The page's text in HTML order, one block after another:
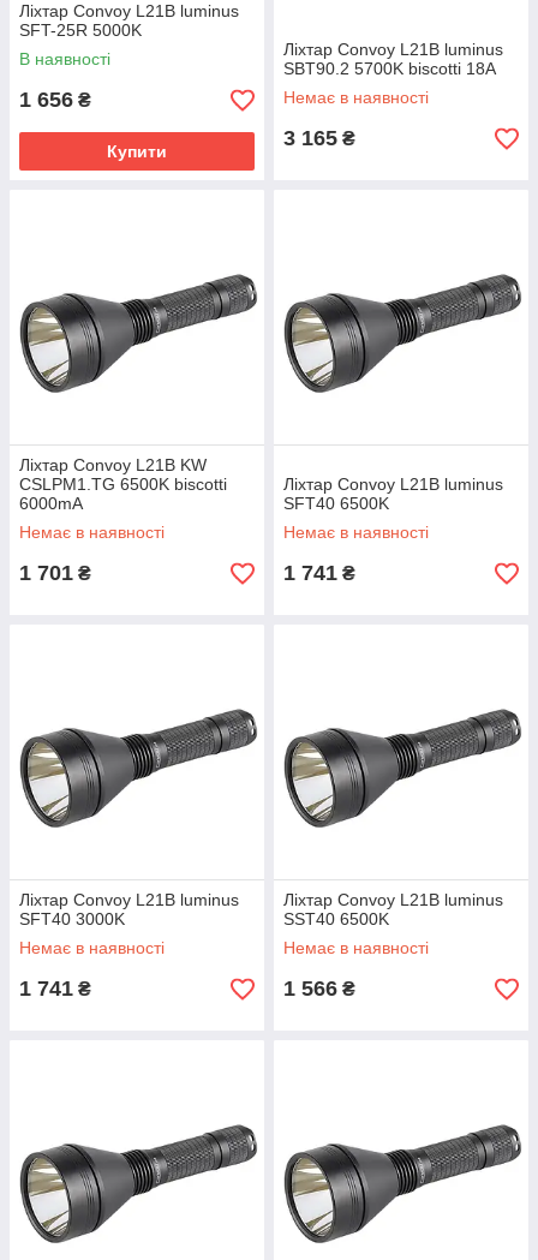
Ліхтар Convoy L21B luminus
SFT-25R 5000K
В наявності
1 656 ₴
Купити
Ліхтар Convoy L21B luminus
SBT90.2 5700K biscotti 18А
Немає в наявності
3 165 ₴
Ліхтар Convoy L21B KW
CSLPM1.TG 6500K biscotti
6000mA
Немає в наявності
1 701 ₴
Ліхтар Convoy L21B luminus
SFT40 6500K
Немає в наявності
1 741 ₴
Ліхтар Convoy L21B luminus
SFT40 3000K
Немає в наявності
1 741 ₴
Ліхтар Convoy L21B luminus
SST40 6500K
Немає в наявності
1 566 ₴